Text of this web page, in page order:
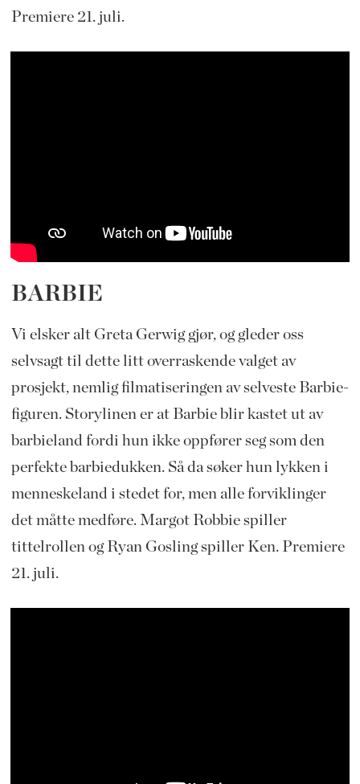
Premiere 21. juli.
BARBIE
Vi elsker alt Greta Gerwig gjør, og gleder oss
selvsagt til dette litt overraskende valget av
prosjekt, nemlig filmatiseringen av selveste Barbie-
figuren. Storylinen er at Barbie blir kastet ut av
barbieland fordi hun ikke oppfører seg som den
perfekte barbiedukken. Så da søker hun lykken i
menneskeland i stedet for, men alle forviklinger
det måtte medføre. Margot Robbie spiller
tittelrollen og Ryan Gosling spiller Ken. Premiere
21. juli.